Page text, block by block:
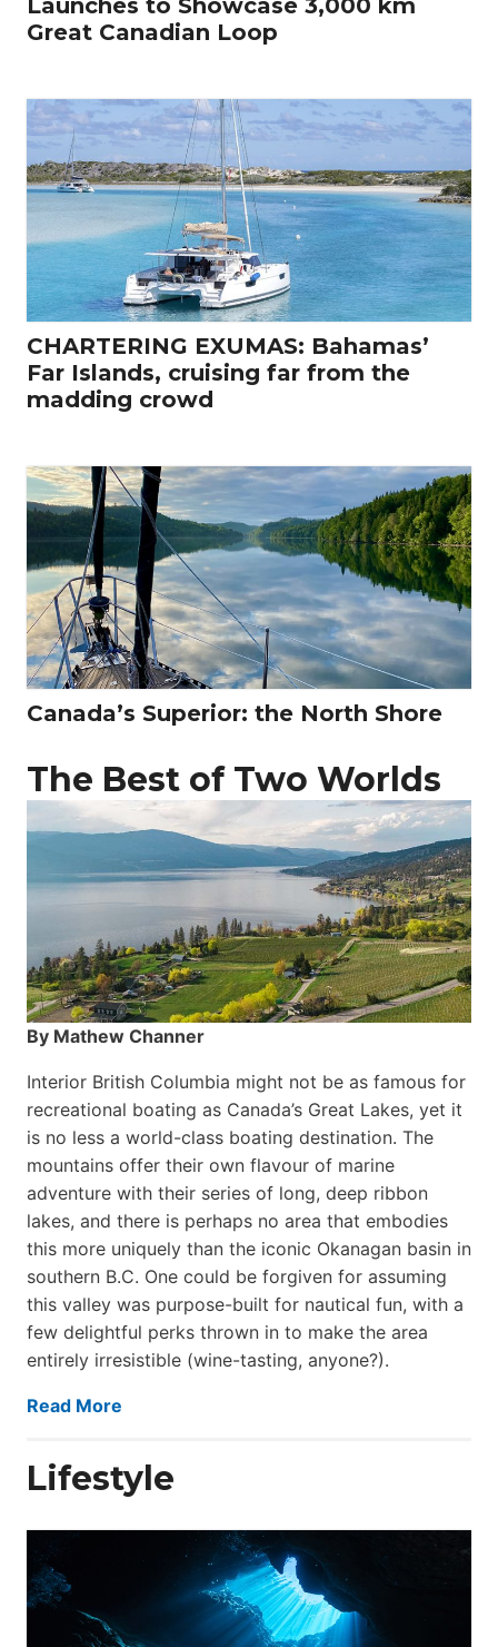
Great Canadian Loop
CHARTERING EXUMAS: Bahamas’
Far Islands, cruising far from the
madding crowd
Canada’s Superior: the North Shore
The Best of Two Worlds
By Mathew Channer
Interior British Columbia might not be as famous for
recreational boating as Canada’s Great Lakes, yet it
is no less a world-class boat­ing destination. The
mountains offer their own flavour of marine
adventure with their series of long, deep ribbon
lakes, and there is perhaps no area that embodies
this more uniquely than the iconic Okanagan basin in
southern B.C. One could be forgiven for assuming
this valley was purpose-built for nautical fun, with a
few delightful perks thrown in to make the area
entirely irresistible (wine-tasting, anyone?).
Read More
Lifestyle